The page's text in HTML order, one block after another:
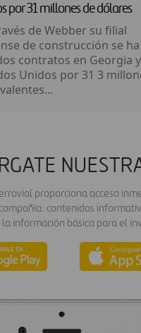
por 31 millones de dólares
de Webber su filial
de construcción se ha
contratos en Georgia
Unidos por 31 3
proporciona acceso
contenidos
información básica para el